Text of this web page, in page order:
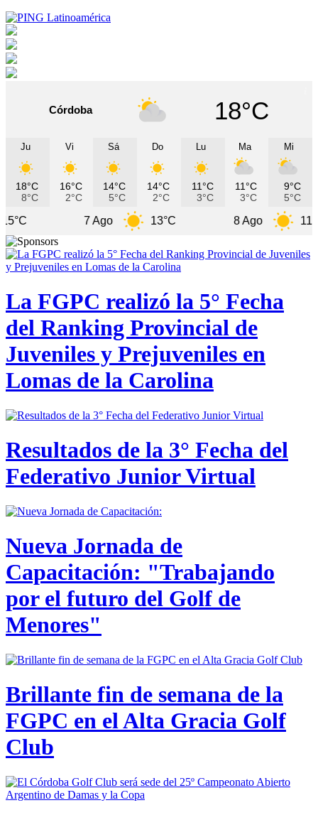
Córdoba 18°C
Ju
18°C
8°C
Vi
16°C
2°C
Sá
14°C
5°C
Do
14°C
2°C
Lu
11°C
3°C
Ma
11°C
3°C
Mi
9°C
5°C
13°C 11°C
La FGPC realizó la 5° Fecha
del Ranking Provincial de
Juveniles y Prejuveniles en
Lomas de la Carolina
Resultados de la 3° Fecha del
Federativo Junior Virtual
Nueva Jornada de
Capacitación: "Trabajando
por el futuro del Golf de
Menores"
Brillante fin de semana de la
FGPC en el Alta Gracia Golf
Club